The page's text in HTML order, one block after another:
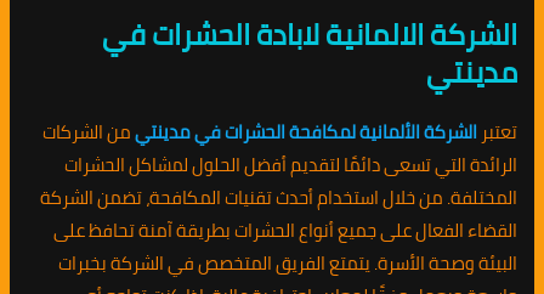
الشركة الالمانية لابادة الحشرات في
مدينتي
تعتبر الشركة الألمانية لمكافحة الحشرات في مدينتيمن الشركات
الرائدة التي تسعى دائمًا لتقديم أفضل الحلول لمشاكل الحشرات
المختلفة. من خلال استخدام أحدث تقنيات المكافحة، تضمن الشركة
القضاء الفعال على جميع أنواع الحشرات بطريقة آمنة تحافظ على
البيئة وصحة الأسرة. يتمتع الفريق المتخصص في الشركة بخبرات